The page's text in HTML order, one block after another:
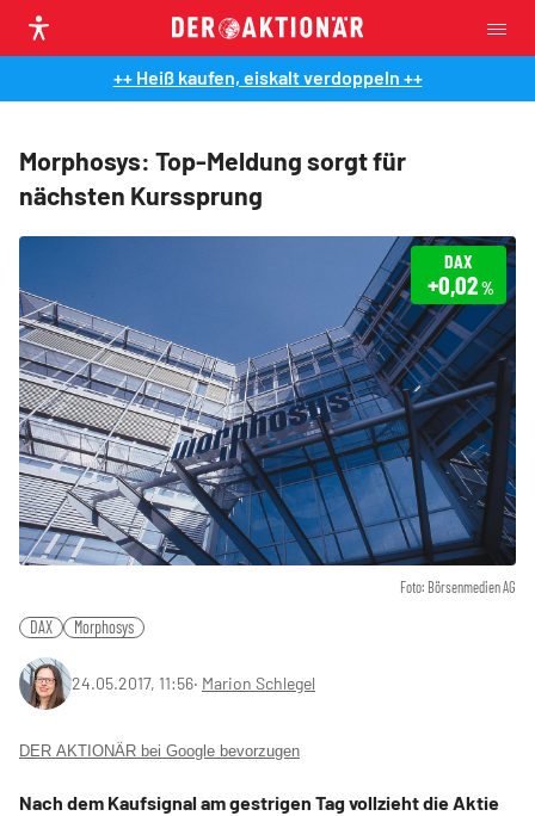
++ Heiß kaufen, eiskalt verdoppeln ++
Morphosys: Top-Meldung sorgt für
nächsten Kurssprung
Foto: Börsenmedien AG
DAX
+0,02%
DAX Morphosys
24.05.2017, 11:56‧ Marion Schlegel
DER AKTIONÄR bei Google bevorzugen
Nach dem Kaufsignal am gestrigen Tag vollzieht die Aktie